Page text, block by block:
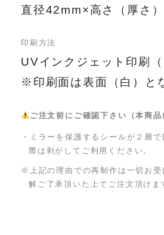
直径42mm×高さ（厚さ
印刷方法
UVインクジェット印刷（
※印刷面は表面（白）と
ご注文前にご確認下さい（本商品
・ミラーを保護するシールが２層
際は剥がしてご利用ください。
※上記の理由での再制作は一切お
解ご了承頂いた上でご注文頂けま